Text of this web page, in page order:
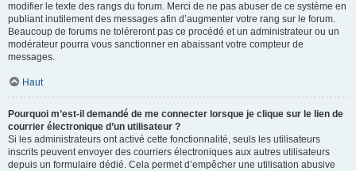
modifier le texte des rangs du forum. Merci de ne pas abuser de ce système en
publiant inutilement des messages afin d’augmenter votre rang sur le forum.
Beaucoup de forums ne toléreront pas ce procédé et un administrateur ou un
modérateur pourra vous sanctionner en abaissant votre compteur de
messages.
Haut
Pourquoi m’est-il demandé de me connecter lorsque je clique sur le lien de
courrier électronique d’un utilisateur ?
Si les administrateurs ont activé cette fonctionnalité, seuls les utilisateurs
inscrits peuvent envoyer des courriers électroniques aux autres utilisateurs
depuis un formulaire dédié. Cela permet d’empêcher une utilisation abusive